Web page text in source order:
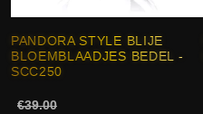
PANDORA STYLE BLIJE
BLOEMBLAADJES BEDEL -
SCC250
€39.00